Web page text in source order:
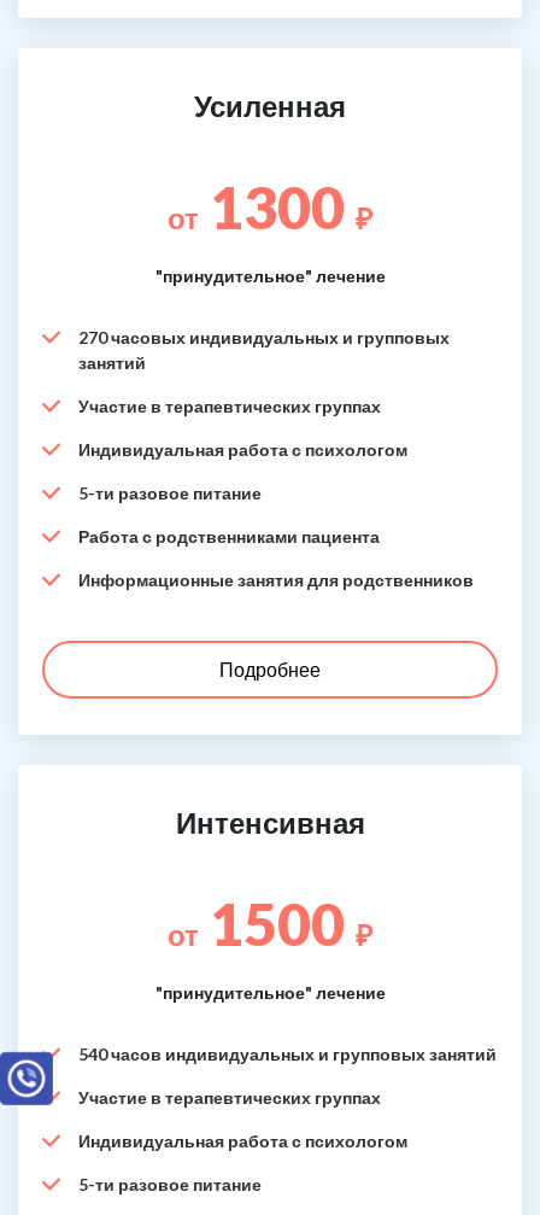
Усиленная
от 1300 ₽
"принудительное" лечение
270 часовых индивидуальных и групповых
занятий
Участие в терапевтических группах
Индивидуальная работа с психологом
5-ти разовое питание
Работа с родственниками пациента
Информационные занятия для родственников
Подробнее
Интенсивная
от 1500 ₽
"принудительное" лечение
540 часов индивидуальных и групповых занятий
Участие в терапевтических группах
Индивидуальная работа с психологом
5-ти разовое питание